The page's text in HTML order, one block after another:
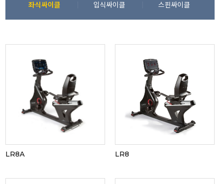
좌식싸이클 입식싸이클 스핀싸이클
LR8A LR8